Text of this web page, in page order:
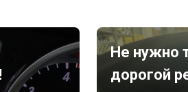
Не нужно
дорогой